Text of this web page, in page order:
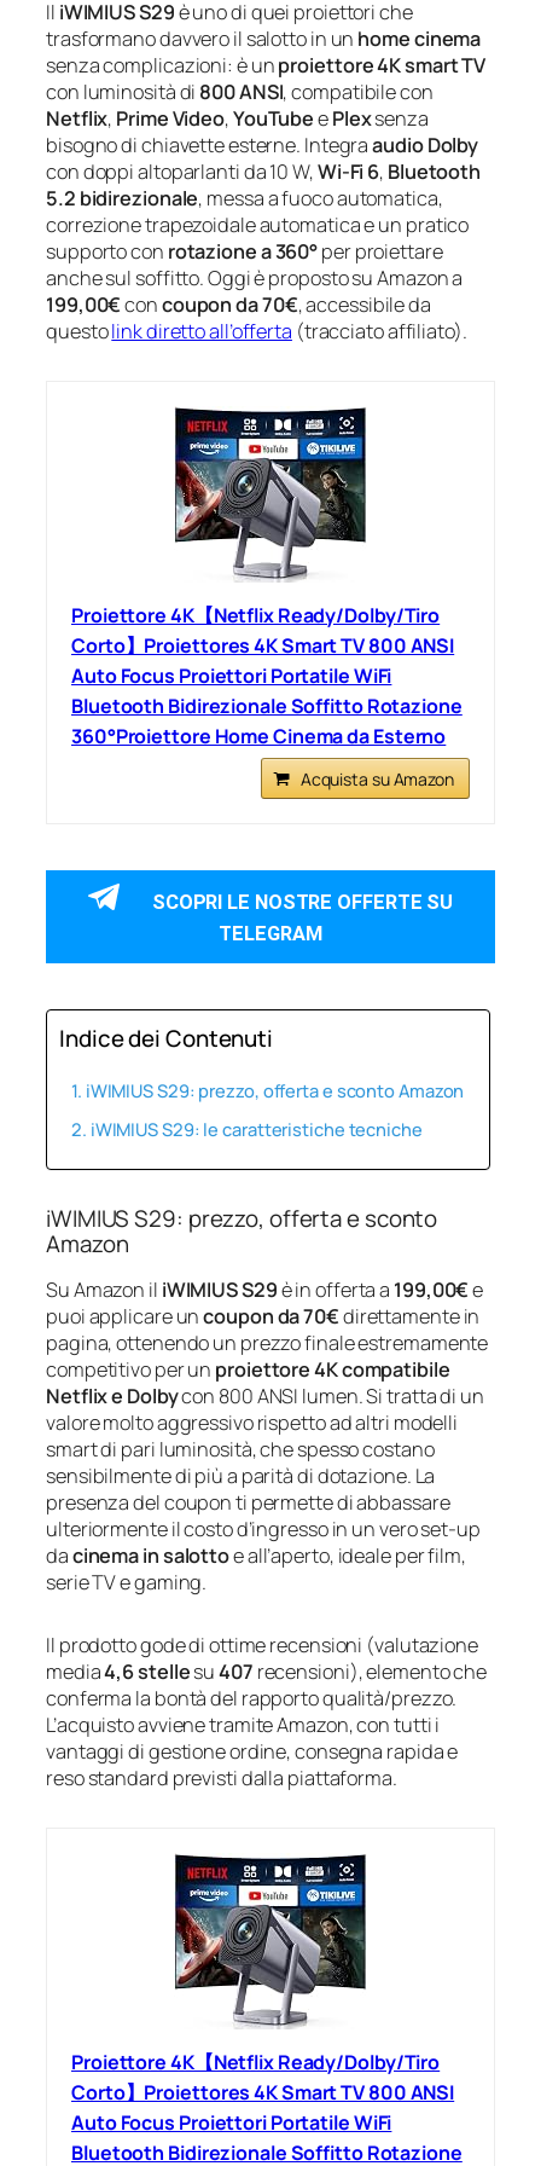
Il iWIMIUS S29è uno di quei proiettori che
trasformano davvero il salotto in un home cinema
senza complicazioni: è unproiettore 4K smart TV
con luminosità di 800 ANSI, compatibile con
Netflix, Prime Video,YouTubeePlexsenza
bisogno di chiavette esterne. Integraaudio Dolby
con doppi altoparlanti da 10 W,Wi‑Fi 6, Bluetooth
5.2 bidirezionale, messa a fuoco automatica,
correzione trapezoidale automatica e un pratico
supporto con rotazione a 360°per proiettare
anche sul soffitto. Oggi è proposto su Amazon a
199,00€concoupon da 70€, accessibile da
questolink diretto all’offerta (tracciato affiliato).
Proiettore 4K【Netflix Ready/Dolby/Tiro
Corto】Proiettores 4K Smart TV 800 ANSI
Auto Focus Proiettori Portatile WiFi
Bluetooth Bidirezionale Soffitto Rotazione
360°Proiettore Home Cinema da Esterno
Acquista su Amazon
SCOPRI LE NOSTRE OFFERTE SU
TELEGRAM
Indice dei Contenuti
iWIMIUS S29: prezzo, offerta e sconto Amazon
iWIMIUS S29: le caratteristiche tecniche
iWIMIUS S29: prezzo, offerta e sconto
Amazon
Su Amazon il iWIMIUS S29è in offerta a 199,00€e
puoi applicare uncoupon da 70€direttamente in
pagina, ottenendo un prezzo finale estremamente
competitivo per un proiettore 4K compatibile
Netflix e Dolbycon 800 ANSI lumen. Si tratta di un
valore molto aggressivo rispetto ad altri modelli
smart di pari luminosità, che spesso costano
sensibilmente di più a parità di dotazione. La
presenza del coupon ti permette di abbassare
ulteriormente il costo d’ingresso in un vero set‑up
dacinema in salottoe all’aperto, ideale per film,
serie TV e gaming.
Il prodotto gode di ottime recensioni (valutazione
media4,6 stellesu407 recensioni), elemento che
conferma la bontà del rapporto qualità/prezzo.
L’acquisto avviene tramite Amazon, con tutti i
vantaggi di gestione ordine, consegna rapida e
reso standard previsti dalla piattaforma.
Proiettore 4K【Netflix Ready/Dolby/Tiro
Corto】Proiettores 4K Smart TV 800 ANSI
Auto Focus Proiettori Portatile WiFi
Bluetooth Bidirezionale Soffitto Rotazione